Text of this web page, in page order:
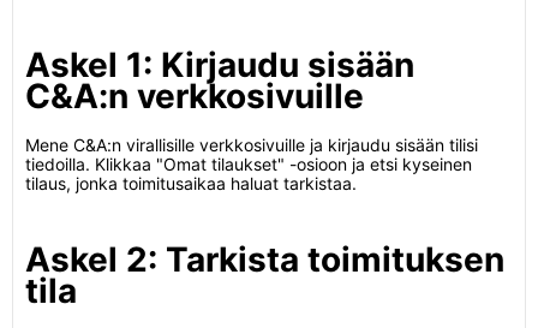
Askel 1: Kirjaudu sisään
C&A:n verkkosivuille
Mene C&A:n virallisille verkkosivuille ja kirjaudu sisään tilisi
tiedoilla. Klikkaa "Omat tilaukset" -osioon ja etsi kyseinen
tilaus, jonka toimitusaikaa haluat tarkistaa.
Askel 2: Tarkista toimituksen
tila